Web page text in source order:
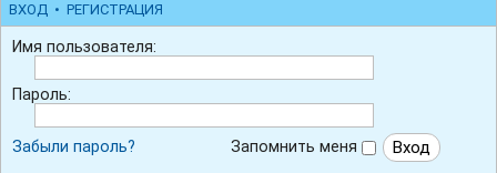
ВХОД • РЕГИСТРАЦИЯ
Имя пользователя:
Пароль:
Забыли пароль? Запомнить меня